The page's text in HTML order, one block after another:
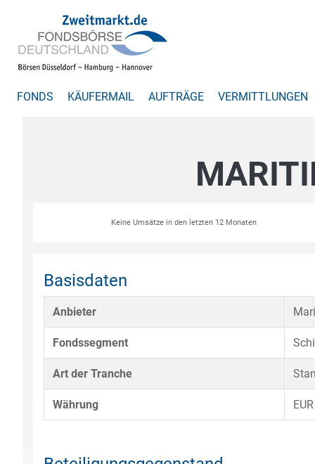
FONDS KÄUFERMAIL AUFTRÄGE VERMITTLUNGEN
Keine Umsätze in den letzten 12 Monaten
Basisdaten
Anbieter
Fondssegment
Art der Tranche
Währung EUR